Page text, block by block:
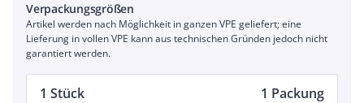
Verpackungsgrößen
Artikel werden nach Möglichkeit in ganzen VPE geliefert; eine
Lieferung in vollen VPE kann aus technischen Gründen jedoch nicht
garantiert werden.
1 Stück 1 Packung